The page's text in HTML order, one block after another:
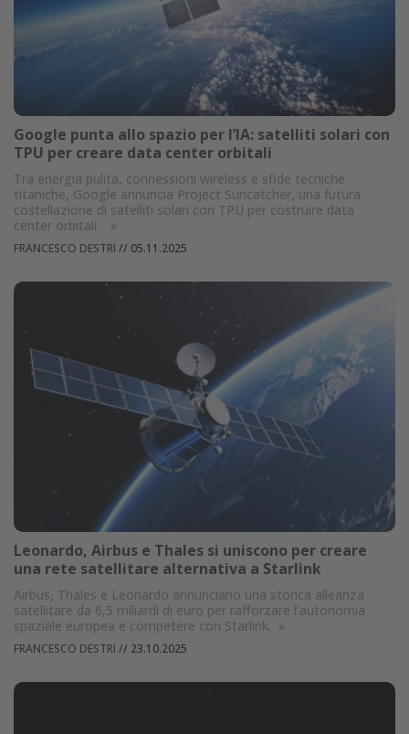
Google punta allo spazio per l’IA: satelliti solari con
TPU per creare data center orbitali
Tra energia pulita, connessioni wireless e sfide tecniche
titaniche, Google annuncia Project Suncatcher, una futura
costellazione di satelliti solari con TPU per costruire data
center orbitali.
»
FRANCESCO DESTRI // 05.11.2025
Leonardo, Airbus e Thales si uniscono per creare
una rete satellitare alternativa a Starlink
Airbus, Thales e Leonardo annunciano una storica alleanza
satellitare da 6,5 miliardi di euro per rafforzare l’autonomia
spaziale europea e competere con Starlink. »
FRANCESCO DESTRI // 23.10.2025